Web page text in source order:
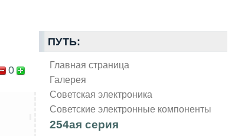
ПУТЬ:
Главная страница
Галерея
Советская электроника
Советские электронные компоненты
254ая серия
0